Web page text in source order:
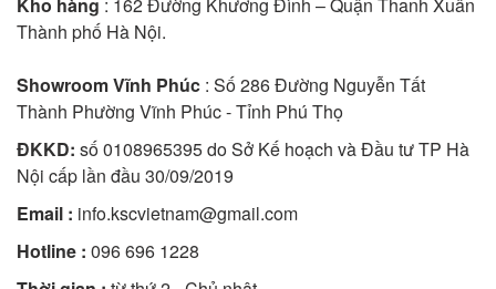
Thành phố Hà Nội.
Showroom Vĩnh Phúc : Số 286 Đường Nguyễn Tất
Thành Phường Vĩnh Phúc - Tỉnh Phú Thọ
ĐKKD: số 0108965395 do Sở Kế hoạch và Đầu tư TP Hà
Nội cấp lần đầu 30/09/2019
Email : info.kscvietnam@gmail.com
Hotline : 096 696 1228